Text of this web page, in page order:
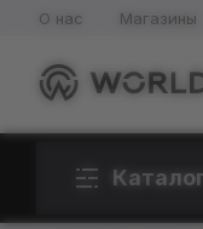
О нас Магазины
Каталог